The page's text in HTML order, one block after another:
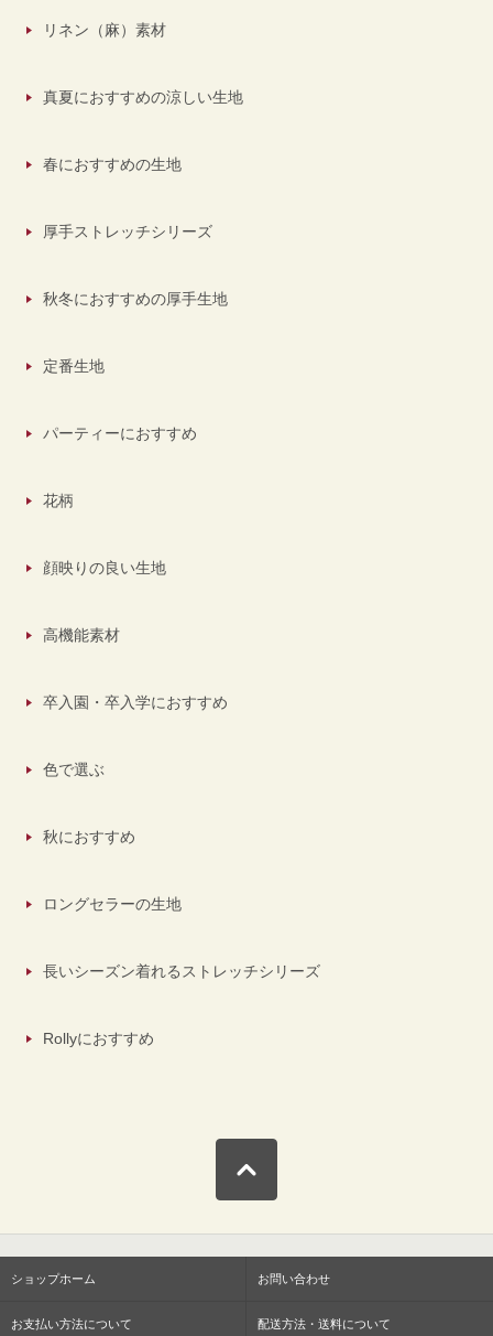
リネン（麻）素材
真夏におすすめの涼しい生地
春におすすめの生地
厚手ストレッチシリーズ
秋冬におすすめの厚手生地
定番生地
パーティーにおすすめ
花柄
顔映りの良い生地
高機能素材
卒入園・卒入学におすすめ
色で選ぶ
秋におすすめ
ロングセラーの生地
長いシーズン着れるストレッチシリーズ
Rollyにおすすめ
ショップホーム お問い合わせ
お支払い方法について 配送方法・送料について